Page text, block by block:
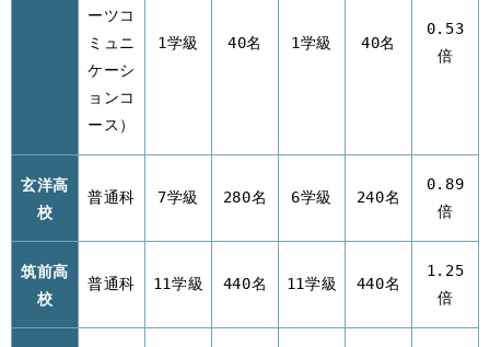
ーツコ
ミュニ
ケーシ
ョンコ
ース）
1学級 40名 1学級 40名
0.53
倍
玄洋高
校
普通科 7学級 280名 6学級 240名
0.89
倍
筑前高
校
普通科 11学級 440名 11学級 440名
1.25
倍